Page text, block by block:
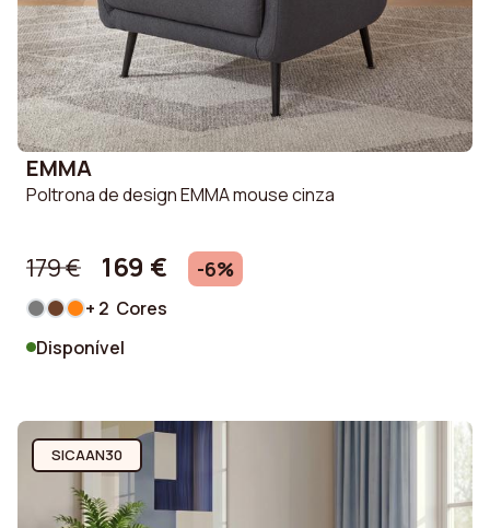
EMMA
Poltrona de design EMMA mouse cinza
179 € 169 € -6%
+ 2 Cores
Disponível
SICAAN30